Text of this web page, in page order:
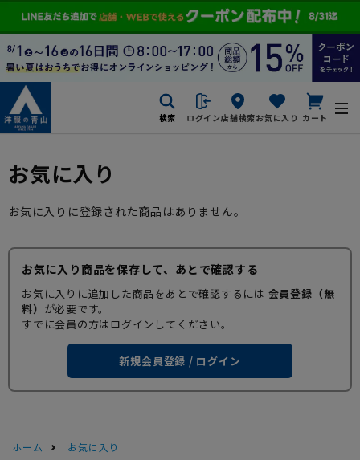
検索 ログイン店舗検索お気に入り カート
お気に入り
お気に入りに登録された商品はありません。
お気に入り商品を保存して、あとで確認する
お気に入りに追加した商品をあとで確認するには 会員登録（無
料） が必要です。
すでに会員の方はログインしてください。
新規会員登録 / ログイン
ホーム お気に入り